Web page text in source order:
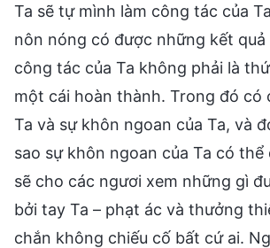
Ta sẽ tự mình làm công tác của
nôn nóng có được những kết
công tác của Ta không phải là
một cái hoàn thành. Trong đó có
Ta và sự khôn ngoan của Ta, và
sao sự khôn ngoan của Ta có thể
sẽ cho các ngươi xem những gì
bởi tay Ta – phạt ác và thưởng
chắn không chiếu cố bất cứ ai.